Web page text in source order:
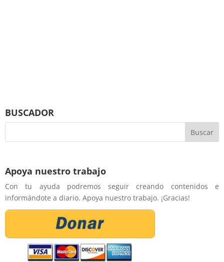
BUSCADOR
Apoya nuestro trabajo
Con tu ayuda podremos seguir creando contenidos e
informándote a diario. Apoya nuestro trabajo. ¡Gracias!